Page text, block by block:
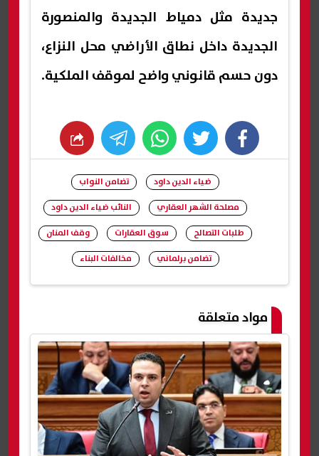
جديدة مثل دمياط الجديدة والمنصورة
الجديدة داخل نطاق الأراضي محل النزاع،
دون حسم قانوني واضح لموقف الملكية.
facebook
twitter
whats
ضياء الدين داود
تضامن النواب
مصلحة الشهر العقاري
النائب ضياء الدين داود
طلبات التصالح
سوق العقارات
وقف المنان
تضامن برلماني
مخالفات البناء
مواد متعلقة